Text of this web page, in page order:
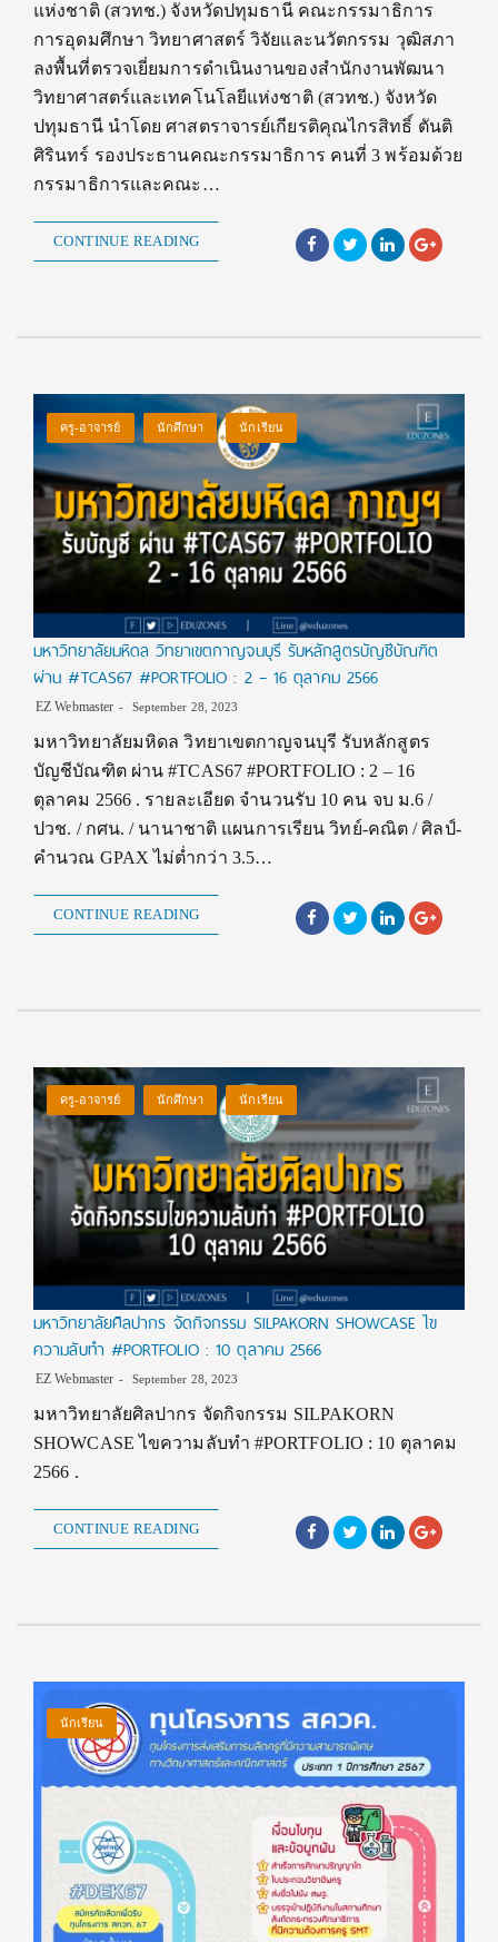
แห่งชาติ (สวทช.) จังหวัดปทุมธานี คณะกรรมาธิการ
การอุดมศึกษา วิทยาศาสตร์ วิจัยและนวัตกรรม วุฒิสภา
ลงพื้นที่ตรวจเยี่ยมการดำเนินงานของสำนักงานพัฒนา
วิทยาศาสตร์และเทคโนโลยีแห่งชาติ (สวทช.) จังหวัด
ปทุมธานี นำโดย ศาสตราจารย์เกียรติคุณไกรสิทธิ์ ตันติ
ศิรินทร์ รองประธานคณะกรรมาธิการ คนที่ 3 พร้อมด้วย
กรรมาธิการและคณะ…
CONTINUE READING
ครู-อาจารย์ นักศึกษา นักเรียน
มหาวิทยาลัยมหิดล วิทยาเขตกาญจนบุรี รับหลักสูตรบัญชีบัณฑิต
ผ่าน #TCAS67 #PORTFOLIO : 2 – 16 ตุลาคม 2566
EZ Webmaster September 28, 2023
มหาวิทยาลัยมหิดล วิทยาเขตกาญจนบุรี รับหลักสูตร
บัญชีบัณฑิต ผ่าน #TCAS67 #PORTFOLIO : 2 – 16
ตุลาคม 2566 . รายละเอียด จำนวนรับ 10 คน จบ ม.6 /
ปวช. / กศน. / นานาชาติ แผนการเรียน วิทย์-คณิต / ศิลป์-
คำนวณ GPAX ไม่ต่ำกว่า 3.5…
CONTINUE READING
ครู-อาจารย์ นักศึกษา นักเรียน
มหาวิทยาลัยศิลปากร จัดกิจกรรม SILPAKORN SHOWCASE ไข
ความลับทำ #PORTFOLIO : 10 ตุลาคม 2566
EZ Webmaster September 28, 2023
มหาวิทยาลัยศิลปากร จัดกิจกรรม SILPAKORN
SHOWCASE ไขความลับทำ #PORTFOLIO : 10 ตุลาคม
2566 .
CONTINUE READING
นักเรียน